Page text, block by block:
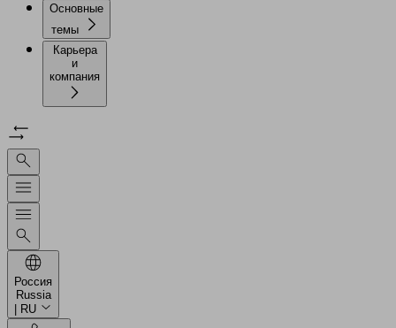
Основные
темы
Карьера
и
компания
Россия
Russia
| RU